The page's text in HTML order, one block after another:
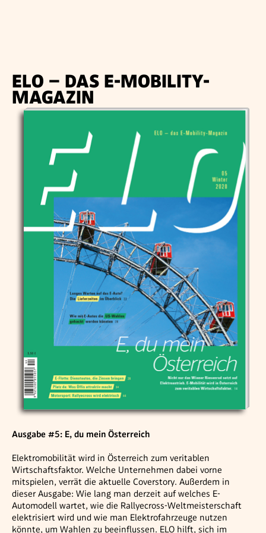
ELO – DAS E-MOBILITY-
MAGAZIN
Ausgabe #5: E, du mein Österreich
Elektromobilität wird in Österreich zum veritablen
Wirtschaftsfaktor. Welche Unternehmen dabei vorne
mitspielen, verrät die aktuelle Coverstory. Außerdem in
dieser Ausgabe: Wie lang man derzeit auf welches E-
Automodell wartet, wie die Rallyecross-Weltmeisterschaft
elektrisiert wird und wie man Elektrofahrzeuge nutzen
könnte, um Wahlen zu beeinflussen. ELO hilft, sich im